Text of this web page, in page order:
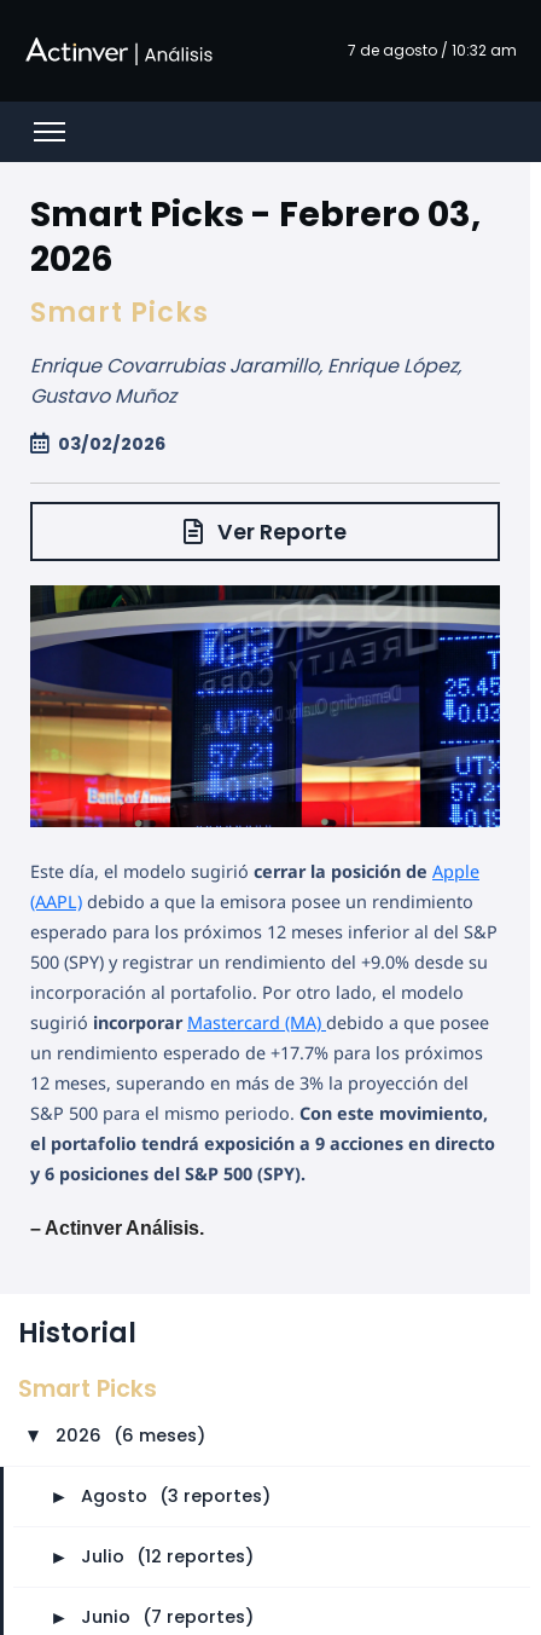
7 de agosto / 10:32 am
Open menu
Smart Picks - Febrero 03,
2026
Smart Picks
Enrique Covarrubias Jaramillo, Enrique López,
Gustavo Muñoz
03/02/2026
Ver Reporte
Este día, el modelo sugirió cerrar la posición de Apple
(AAPL) debido a que la emisora posee un rendimiento
esperado para los próximos 12 meses inferior al del S&P
500 (SPY) y registrar un rendimiento del +9.0% desde su
incorporación al portafolio. Por otro lado, el modelo
sugirió incorporar Mastercard (MA) debido a que posee
un rendimiento esperado de +17.7% para los próximos
12 meses, superando en más de 3% la proyección del
S&P 500 para el mismo periodo. Con este movimiento,
el portafolio tendrá exposición a 9 acciones en directo
y 6 posiciones del S&P 500 (SPY).
– Actinver Análisis.
Historial
Smart Picks
► 2026 (6 meses)
► Agosto (3 reportes)
► Julio (12 reportes)
► Junio (7 reportes)